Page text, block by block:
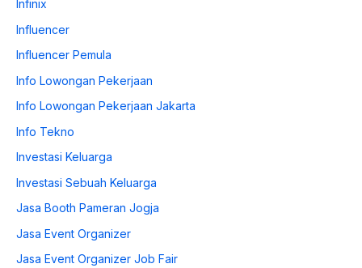
Infinix
Influencer
Influencer Pemula
Info Lowongan Pekerjaan
Info Lowongan Pekerjaan Jakarta
Info Tekno
Investasi Keluarga
Investasi Sebuah Keluarga
Jasa Booth Pameran Jogja
Jasa Event Organizer
Jasa Event Organizer Job Fair